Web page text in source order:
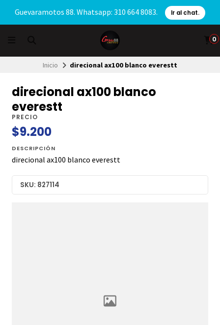
Guevaramotos 88. Whatsapp: 310 664 8083. Ir al chat.
0
Inicio direcional ax100 blanco everestt
direcional ax100 blanco
everestt
PRECIO
$9.200
DESCRIPCIÓN
direcional ax100 blanco everestt
SKU: 827114